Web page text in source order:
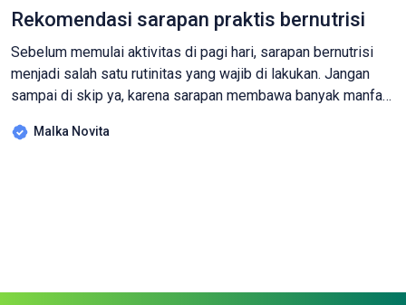
Rekomendasi sarapan praktis bernutrisi
Sebelum memulai aktivitas di pagi hari, sarapan bernutrisi
menjadi salah satu rutinitas yang wajib di lakukan. Jangan
sampai di skip ya, karena sarapan membawa banyak manfaat
aktivitas lainnya. Sarapan yang ideal tidak harus lezat, lho!
Malka Novita